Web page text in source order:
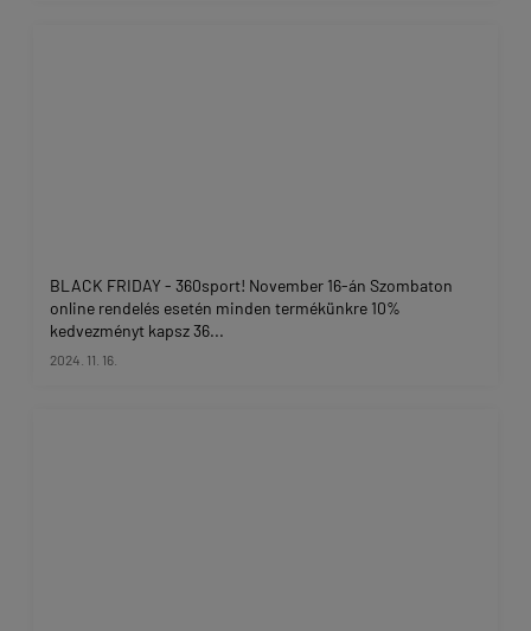
BLACK FRIDAY - 360sport! November 16-án Szombaton
online rendelés esetén minden termékünkre 10%
kedvezményt kapsz 36...
2024. 11. 16.